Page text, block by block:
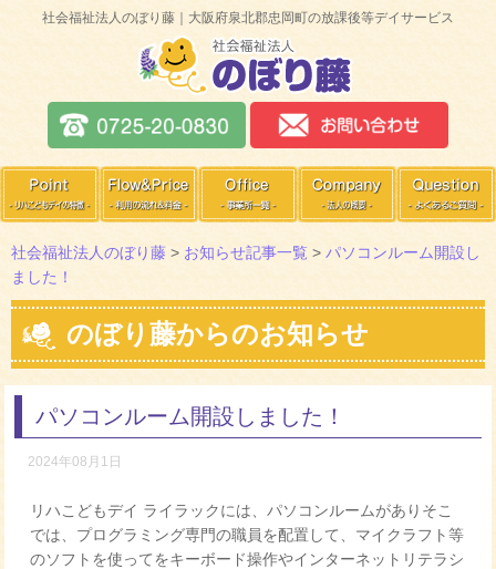
社会福祉法人のぼり藤｜大阪府泉北郡忠岡町の放課後等デイサービス
社会福祉法人のぼり藤 > お知らせ記事一覧 > パソコンルーム開設し
ました！
のぼり藤からのお知らせ
パソコンルーム開設しました！
2024年08月1日
リハこどもデイ ライラックには、パソコンルームがありそこ
では、プログラミング専門の職員を配置して、マイクラフト等
のソフトを使ってをキーボード操作やインターネットリテラシ